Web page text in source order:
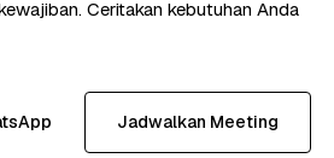
Ceritakan kebutuhan Anda
Jadwalkan Meeting